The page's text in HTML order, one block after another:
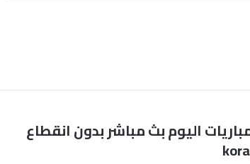
اليوم بث مباشر بدون انقطاع